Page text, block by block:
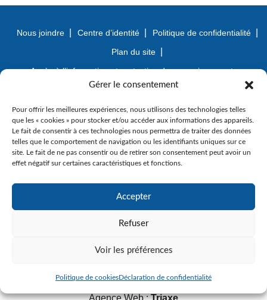
Gérer le consentement
Pour offrir les meilleures expériences, nous utilisons des technologies telles
que les « cookies » pour stocker et/ou accéder aux informations des appareils.
Le fait de consentir à ces technologies nous permettra de traiter des données
telles que le comportement de navigation ou les identifiants uniques sur ce
site. Le fait de ne pas consentir ou de retirer son consentement peut avoir un
effet négatif sur certaines caractéristiques et fonctions.
Accepter
Refuser
Voir les préférences
Politique de cookiesDéclaration de confidentialité
Nous joindre Centre d’identité
Politique de confidentialité
Plan du site
Accès à l’information et protection des renseignements
personnels
© Gouvernement du Québec, 2023
Agence Web :Triaxe